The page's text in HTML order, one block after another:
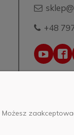
+48